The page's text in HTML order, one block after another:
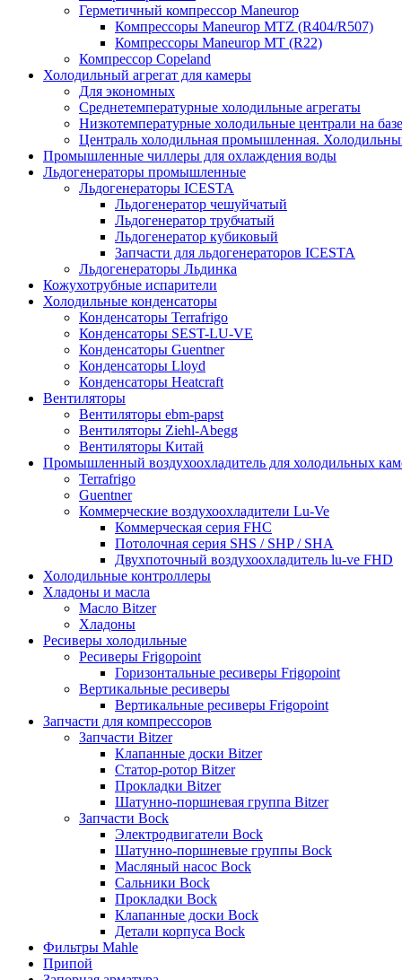
Герметичный компрессор Maneurop
Компрессоры Maneurop MTZ (R404/R507)
Компрессоры Maneurop MT (R22)
Компрессор Copeland
Холодильный агрегат для камеры
Для экономных
Среднетемпературные холодильные агрегаты
Низкотемпературные холодильные централи на
Централь холодильная промышленная.
Промышленные чиллеры для охлаждения воды
Льдогенераторы промышленные
Льдогенераторы ICESTA
Льдогенератор чешуйчатый
Льдогенератор трубчатый
Льдогенератор кубиковый
Запчасти для льдогенераторов ICESTA
Льдогенераторы Льдинка
Кожухотрубные испарители
Холодильные конденсаторы
Конденсаторы Terrafrigo
Конденсаторы SEST-LU-VE
Конденсаторы Guentner
Конденсаторы Lloyd
Конденсаторы Heatcraft
Вентиляторы
Вентиляторы ebm-papst
Вентиляторы Ziehl-Abegg
Вентиляторы Китай
Промышленный воздухоохладитель для холодильных
Terrafrigo
Guentner
Коммерческие воздухоохладители Lu-Ve
Коммерческая серия FHC
Потолочная серия SHS / SHP / SHA
Двухпоточный воздухоохладитель lu-ve FHD
Холодильные контроллеры
Хладоны и масла
Масло Bitzer
Хладоны
Ресиверы холодильные
Ресиверы Frigopoint
Горизонтальные ресиверы Frigopoint
Вертикальные ресиверы
Вертикальные ресиверы Frigopoint
Запчасти для компрессоров
Запчасти Bitzer
Клапанные доски Bitzer
Статор-ротор Bitzer
Прокладки Bitzer
Шатунно-поршневая группа Bitzer
Запчасти Bock
Электродвигатели Bock
Шатунно-поршневые группы Bock
Масляный насос Bock
Сальники Bock
Прокладки Bock
Клапанные доски Bock
Детали корпуса Bock
Фильтры Mahle
Припой